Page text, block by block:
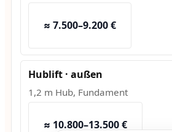
≈ 7.500–9.200 €
Hublift · außen
1,2 m Hub, Fundament
≈ 10.800–13.500 €